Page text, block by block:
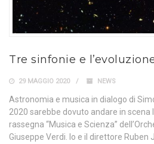
Tre sinfonie e
29 MAGGIO 2020 NEWS
Astronomia e musica in dialogo di
2020 sarebbe dovuto andare in scena
rassegna “Musica e Scienza”
Giuseppe Verdi. Io e il direttore